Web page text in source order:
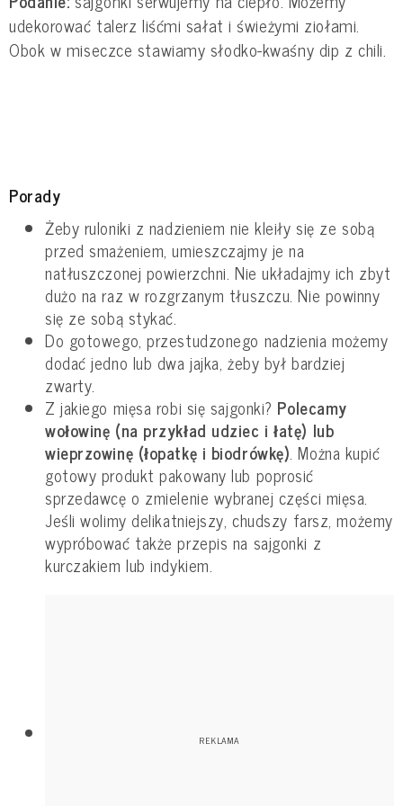
udekorować talerz liśćmi sałat i świeżymi ziołami.
Obok w miseczce stawiamy słodko-kwaśny dip z chili.
Porady
Żeby ruloniki z nadzieniem nie kleiły się ze sobą
przed smażeniem, umieszczajmy je na
natłuszczonej powierzchni. Nie układajmy ich zbyt
dużo na raz w rozgrzanym tłuszczu. Nie powinny
się ze sobą stykać.
Do gotowego, przestudzonego nadzienia możemy
dodać jedno lub dwa jajka, żeby był bardziej
zwarty.
Z jakiego mięsa robi się sajgonki? Polecamy
wołowinę (na przykład udziec i łatę) lub
wieprzowinę (łopatkę i biodrówkę). Można kupić
gotowy produkt pakowany lub poprosić
sprzedawcę o zmielenie wybranej części mięsa.
Jeśli wolimy delikatniejszy, chudszy farsz, możemy
wypróbować także przepis na sajgonki z
kurczakiem lub indykiem.